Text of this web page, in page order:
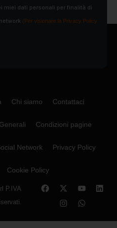
miei dati personali per finalità di
(Per visionare la Privacy Policy
Chi siamo Contattaci
Condizioni pagine
Network Privacy Policy
Cookie Policy
P.IVA